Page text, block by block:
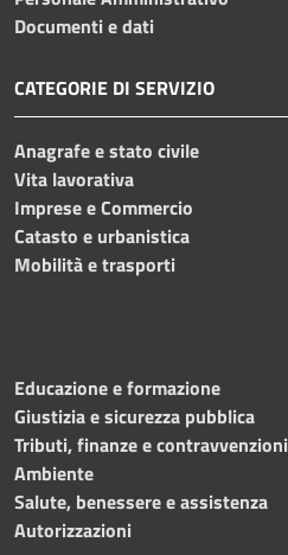
Documenti e dati
CATEGORIE DI SERVIZIO
Anagrafe e stato civile
Vita lavorativa
Imprese e Commercio
Catasto e urbanistica
Mobilità e trasporti
Educazione e formazione
Giustizia e sicurezza pubblica
Tributi, finanze e contravvenzioni
Ambiente
Salute, benessere e assistenza
Autorizzazioni